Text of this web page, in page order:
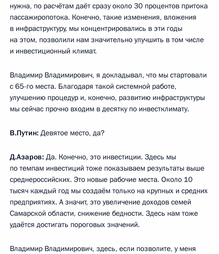
нужна, по расчётам даёт сразу около 30 процентов притока
пассажиропотока. Конечно, такие изменения, вложения
в инфраструктуру, мы концентрировались в эти годы
на этом, позволили нам значительно улучшить в том числе
и инвестиционный климат.
Владимир Владимирович, я докладывал, что мы стартовали
с 65-го места. Благодаря такой системной работе,
улучшению процедур и, конечно, развитию инфраструктуры
мы сейчас прочно входим в десятку по инвестклимату.
В.Путин: Девятое место, да?
Д.Азаров: Да. Конечно, это инвестиции. Здесь мы
по темпам инвестиций тоже показываем результаты выше
среднероссийских. Это новые рабочие места. Около 10
тысяч каждый год мы создаём только на крупных и средних
предприятиях. А значит, это увеличение доходов семей
Самарской области, снижение бедности. Здесь нам тоже
удаётся достигать пороговых значений.
Владимир Владимирович, здесь, если позволите, у меня